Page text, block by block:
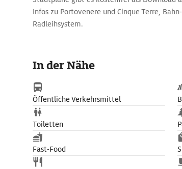
Infos zu Portovenere und Cinque Terre,
Radleihsystem.
In der Nähe
Öffentliche Verkehrsmittel
Toiletten
Fast-Food